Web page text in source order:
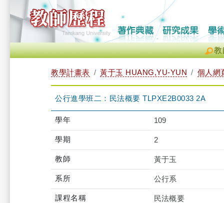
教
教學計畫表 黃于玉 HUANG,YU-YUN 個人網
公行進學班二：民法概要 TLPXE2B0033 2A
學年 109
學期 2
教師 黃于玉
系所 公行系
課程名稱 民法概要